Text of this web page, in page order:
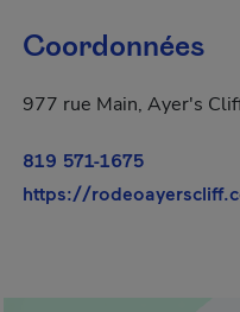
Coordonnées
977 rue Main, Ayer's
819 571-1675
https://